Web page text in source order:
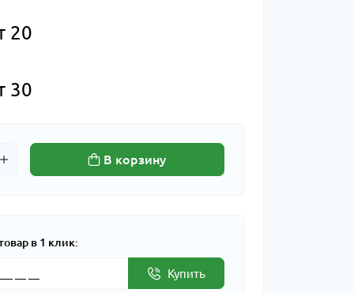
20
30
В корзину
в 1 клик:
Купить